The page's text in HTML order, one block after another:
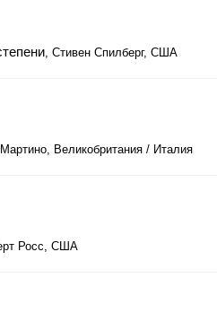
, Стивен Спилберг, США
Великобритания / Италия
Росс, США